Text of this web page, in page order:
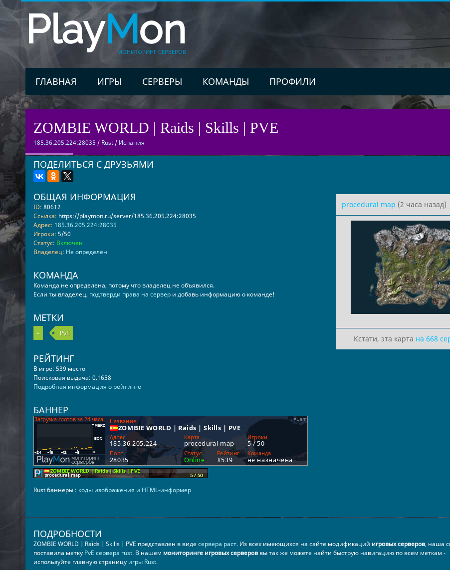
PlayMon
МОНИТОРИНГ СЕРВЕРОВ
ГЛАВНАЯ ИГРЫ СЕРВЕРЫ КОМАНДЫ ПРОФИЛИ
ZOMBIE WORLD | Raids | Skills | PVE
185.36.205.224:28035 / Rust/ Испания
ПОДЕЛИТЬСЯ С ДРУЗЬЯМИ
procedural map (2 часа назад)
Кстати, эта карта на 668
ОБЩАЯ ИНФОРМАЦИЯ
ID: 80612
Ссылка: https://playmon.ru/server/185.36.205.224:28035
Адрес: 185.36.205.224:28035
Игроки: 5/50
Статус: Включен
Владелец: Не определён
КОМАНДА
Команда не определена, потому что владелец не объявился.
Если ты владелец, подтверди права на сервери добавь информацию о команде!
МЕТКИ
+ PvE
РЕЙТИНГ
В игре: 539 место
Поисковая выдача: 0.1658
Подробная информация о рейтинге
БАННЕР
Rust баннеры : коды изображения и HTML-информер
ПОДРОБНОСТИ
ZOMBIE WORLD | Raids | Skills | PVE представлен в видесервера раст. Из всех имеющихся на сайте модификаций игровых серверов, наша
поставила метку PvE сервера rust. В нашем мониторинге игровых сервероввы так же можете найти быструю навигацию по всем меткам -
используйте главную страницу игры Rust.